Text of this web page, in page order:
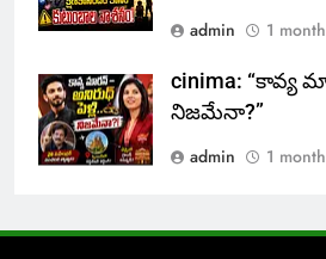
admin
1
cinima: “కావ్య
నిజమేనా?”
admin
1